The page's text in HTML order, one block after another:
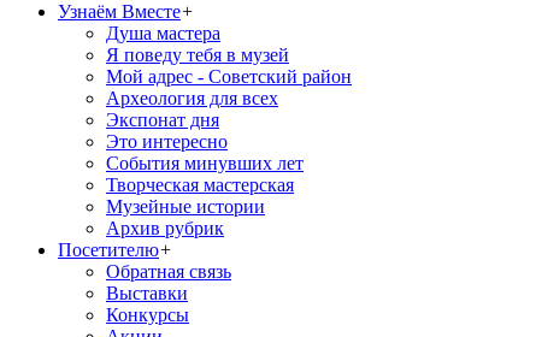
Узнаём Вместе+
Душа мастера
Я поведу тебя в музей
Мой адрес - Советский район
Археология для всех
Экспонат дня
Это интересно
События минувших лет
Творческая мастерская
Музейные истории
Архив рубрик
Посетителю+
Обратная связь
Выставки
Конкурсы